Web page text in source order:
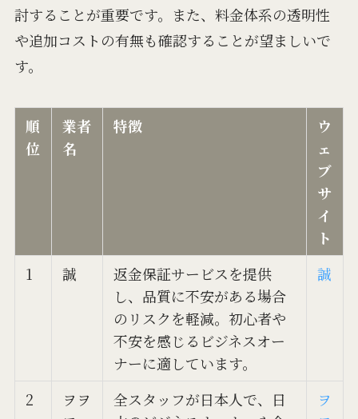
討することが重要です。また、料金体系の透明性
や追加コストの有無も確認することが望ましいで
す。
順
位
業者
名
特徴
ウ
ェ
ブ
サ
イ
ト
1
誠
返金保証サービスを提供
し、品質に不安がある場合
のリスクを軽減。初心者や
不安を感じるビジネスオー
ナーに適しています。
誠
2
ヲヲ
全スタッフが日本人で、日
ヲ